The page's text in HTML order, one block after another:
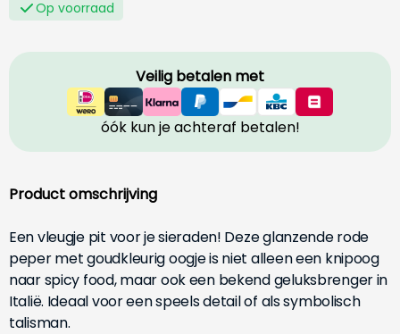
Op voorraad
Veilig betalen met
óók kun je achteraf betalen!
Product omschrijving
Een vleugje pit voor je sieraden! Deze glanzende rode
peper met goudkleurig oogje is niet alleen een knipoog
naar spicy food, maar ook een bekend geluksbrenger in
Italië. Ideaal voor een speels detail of als symbolisch
talisman.